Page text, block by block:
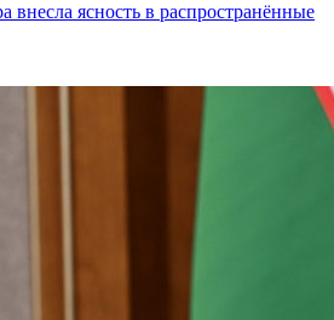
внесла ясность в распространённые